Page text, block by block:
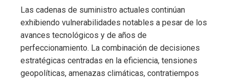
Las cadenas de suministro actuales continúan
exhibiendo vulnerabilidades notables a pesar de los
avances tecnológicos y de años de
perfeccionamiento. La combinación de decisiones
estratégicas centradas en la eficiencia, tensiones
geopolíticas, amenazas climáticas, contratiempos